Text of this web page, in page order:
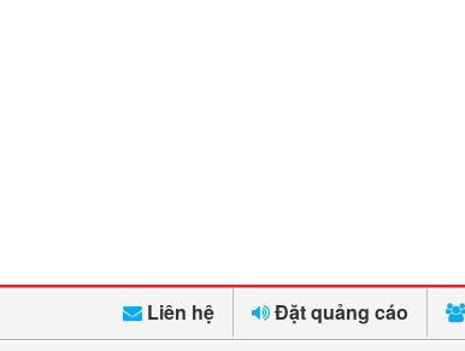
Liên hệ Đặt quảng cáo